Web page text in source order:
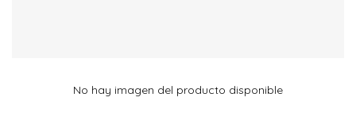
No hay imagen del producto disponible